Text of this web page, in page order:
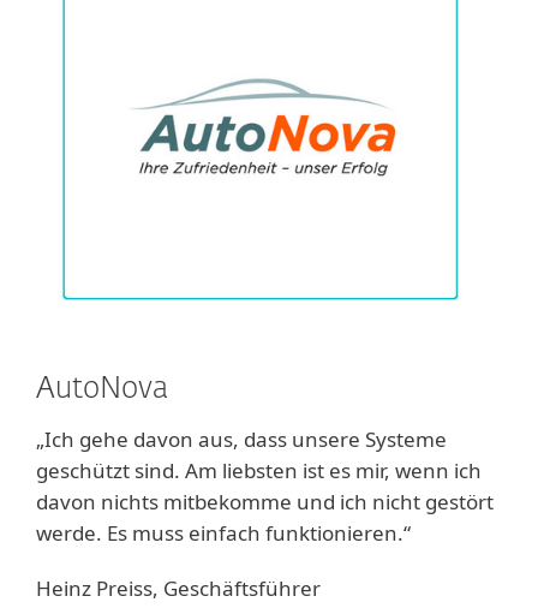
AutoNova
„Ich gehe davon aus, dass unsere Systeme
geschützt sind. Am liebsten ist es mir, wenn ich
davon nichts mitbekomme und ich nicht gestört
werde. Es muss einfach funktionieren.“
Heinz Preiss, Geschäftsführer